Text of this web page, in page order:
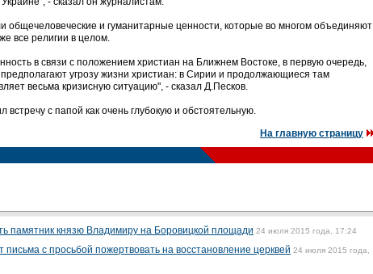
общечеловеческие и гуманитарные ценности, которые во многом объединяют
все религии в целом.
в связи с положением христиан на Ближнем Востоке, в первую очередь,
угрозу жизни христиан: в Сирии и продолжающиеся там
весьма кризисную ситуацию", - сказал Д.Песков.
с папой как очень глубокую и обстоятельную.
На главную страницу
памятник князю Владимиру на Боровицкой площади 24 июля 2015 года, 17:24
с просьбой пожертвовать на восстановление церквей 24 июля 2015 года,